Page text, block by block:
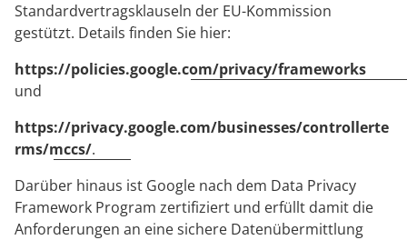
Standardvertragsklauseln der EU-Kommission
gestützt. Details finden Sie hier:
https://policies.google.com/privacy/frameworks
und
https://privacy.google.com/businesses/controllerte
rms/mccs/.
Darüber hinaus ist Google nach dem Data Privacy
Framework Program zertifiziert und erfüllt damit die
Anforderungen an eine sichere Datenübermittlung